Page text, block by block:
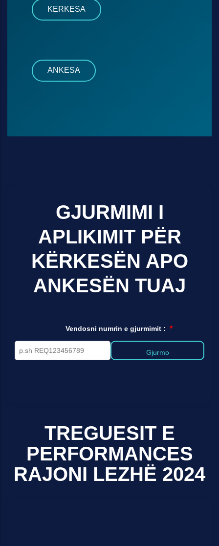
KERKESA
ANKESA
GJURMIMI I
APLIKIMIT PËR
KËRKESËN APO
ANKESËN TUAJ
Vendosni numrin e gjurmimit :
Gjurmo
TREGUESIT E
PERFORMANCES
RAJONI LEZHË 2024